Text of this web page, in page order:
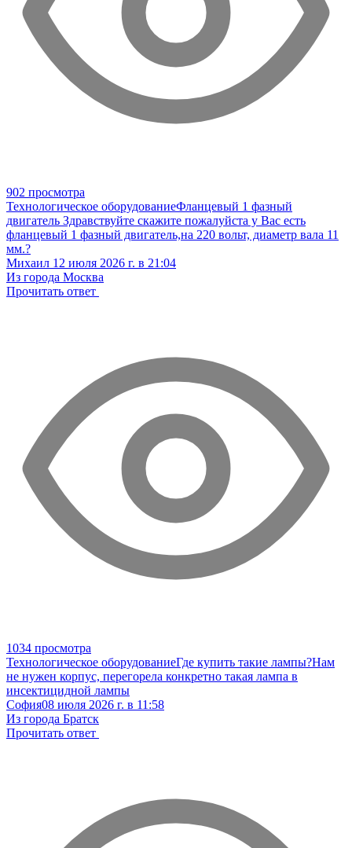
902 просмотра
Технологическое оборудованиеФланцевый 1 фазный
двигатель Здравствуйте скажите пожалуйста у Вас есть
фланцевый 1 фазный двигатель,на 220 вольт, диаметр вала 11
мм.?
Михаил 12 июля 2026 г. в 21:04
Из города Москва
Прочитать ответ
1034 просмотра
Технологическое оборудованиеГде купить такие лампы?Нам
не нужен корпус, перегорела конкретно такая лампа в
инсектицидной лампы
София08 июля 2026 г. в 11:58
Из города Братск
Прочитать ответ